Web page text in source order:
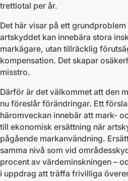
trettiotal per år.
Det här visar på ett
artskyddet kan innebära stora
markägare, utan tillräcklig
kompensation. Det skapar
misstro.
Därför är det välkommet att den
nu föreslår förändringar. Ett
häromveckan innebär att mark-
till ekonomisk ersättning när
pågående markanvändning.
samma nivå som vid
procent av värdeminskningen –
i uppdrag att träffa frivilliga